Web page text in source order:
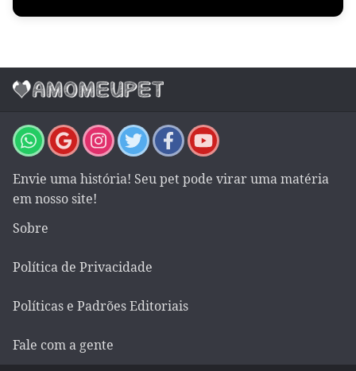
Envie uma história! Seu pet pode virar uma matéria
em nosso site!
Sobre
Política de Privacidade
Políticas e Padrões Editoriais
Fale com a gente